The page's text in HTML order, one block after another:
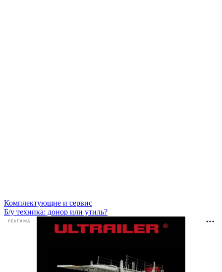
Комплектующие и сервис
Б/у техника: донор или утиль?
РЕКЛАМА